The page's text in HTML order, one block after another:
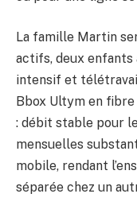
La famille Martin
actifs, deux enfants
intensif et
Bbox Ultym en
: débit stable pour
mensuelles
mobile, rendant
séparée chez un